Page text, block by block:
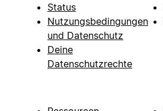
Status
Nutzungsbedingungen
und Datenschutz
Deine
Datenschutzrechte